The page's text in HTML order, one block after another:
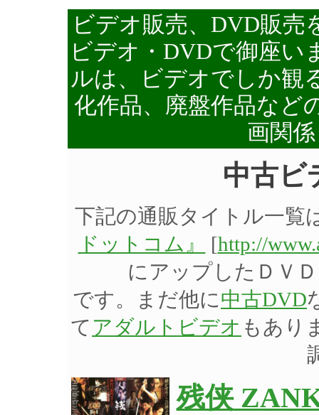
ビデオ販売、DVD販売
ビデオ・DVDで御座い
ルは、ビデオでしか観
化作品、廃盤作品など
画関
中古ビ
下記の通販タイトル一覧
ドットコム』
[http://
にアップしたＤＶ
です。まだ他に中古DVD
て アダルトビデオ もあり
残侠